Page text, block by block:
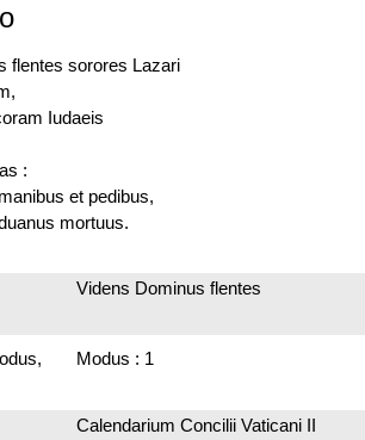
flentes sorores Lazari
Iudaeis
:
et pedibus,
mortuus.
Videns Dominus flentes
Modus : 1
Calendarium Concilii Vaticani II